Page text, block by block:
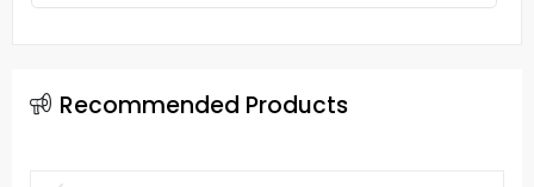
Recommended Products